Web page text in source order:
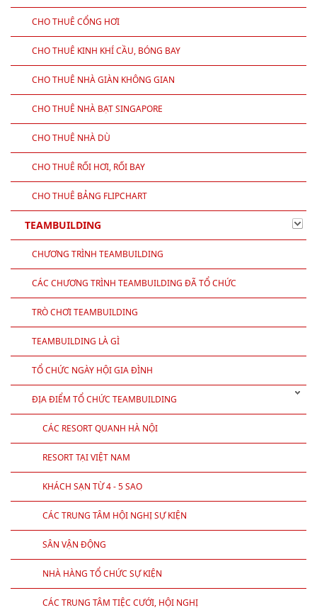
CHO THUÊ CỔNG HƠI
CHO THUÊ KINH KHÍ CẦU, BÓNG BAY
CHO THUÊ NHÀ GIÀN KHÔNG GIAN
CHO THUÊ NHÀ BẠT SINGAPORE
CHO THUÊ NHÀ DÙ
CHO THUÊ RỐI HƠI, RỐI BAY
CHO THUÊ BẢNG FLIPCHART
TEAMBUILDING
CHƯƠNG TRÌNH TEAMBUILDING
CÁC CHƯƠNG TRÌNH TEAMBUILDING ĐÃ TỔ CHỨC
TRÒ CHƠI TEAMBUILDING
TEAMBUILDING LÀ GÌ
TỔ CHỨC NGÀY HỘI GIA ĐÌNH
ĐỊA ĐIỂM TỔ CHỨC TEAMBUILDING
CÁC RESORT QUANH HÀ NỘI
RESORT TẠI VIỆT NAM
KHÁCH SẠN TỪ 4 - 5 SAO
CÁC TRUNG TÂM HỘI NGHỊ SỰ KIỆN
SÂN VẬN ĐỘNG
NHÀ HÀNG TỔ CHỨC SỰ KIỆN
CÁC TRUNG TÂM TIỆC CƯỚI, HỘI NGHỊ